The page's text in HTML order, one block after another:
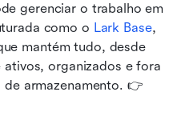
gerenciar o trabalho em
como o Lark Base,
mantém tudo, desde
organizados e fora
armazenamento. 👉